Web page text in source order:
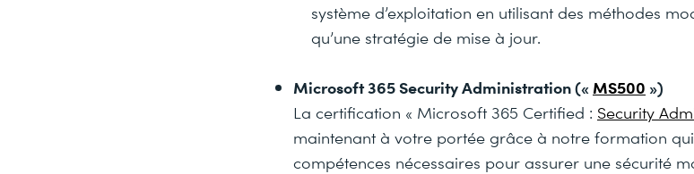
système d’exploitation en utilisant des méthodes
qu’une stratégie de mise à jour.
Microsoft 365 Security Administration («MS500 »)
La certification « Microsoft 365 Certified : Security
maintenant à votre portée grâce à notre formation
compétences nécessaires pour assurer une sécurité